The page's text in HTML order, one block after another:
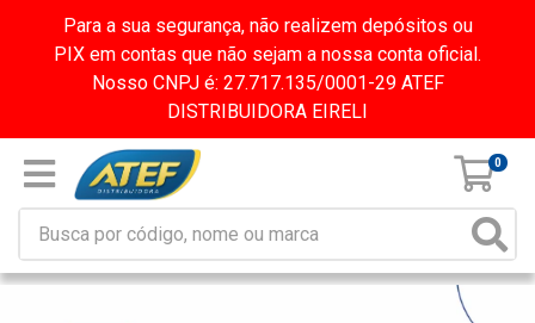
Para a sua segurança, não realizem depósitos ou
PIX em contas que não sejam a nossa conta oficial.
Nosso CNPJ é: 27.717.135/0001-29 ATEF
DISTRIBUIDORA EIRELI
0